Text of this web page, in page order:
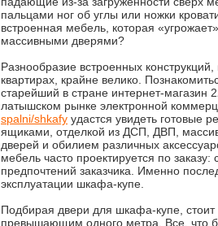
пальцами ног об углы или ножки
встроенная мебель, которая
массивными дверями?
Разнообразие встроенных
квартирах, крайне велико.
старейший в стране интернет-
латышском рынке электронной
spalni/shkafy удастся увидеть готовые
ящиками, отделкой из ДСП, ДВП,
дверей и обилием различных
мебель часто проектируется по
предпочтений заказчика. Именно
эксплуатации шкафа-купе.
Подбирая двери для шкафа-купе,
превышающим одного метра. Все, что